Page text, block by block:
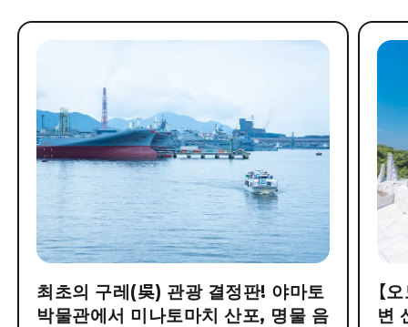
최초의 구레(吳) 관광 결정판! 야마토
박물관에서 미나토마치 산포, 명물 음
【
변